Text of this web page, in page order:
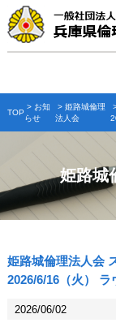
TOP
> お知
らせ
>姫路城倫理
法人会
姫路城
姫路城倫理法人会
2026/6/16（火） ラ
2026/06/02